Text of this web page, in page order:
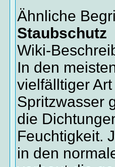
Ähnliche
Staubschutz
Wiki-
In den
vielfälltiger
Spritzwasser
die
Feuchtigkeit.
in den